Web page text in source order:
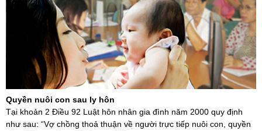
Quyền nuôi con sau ly hôn
Tại khoản 2 Điều 92 Luật hôn nhân gia đình năm 2000 quy định
như sau: “Vợ chồng thoả thuận về người trực tiếp nuôi con, quyền